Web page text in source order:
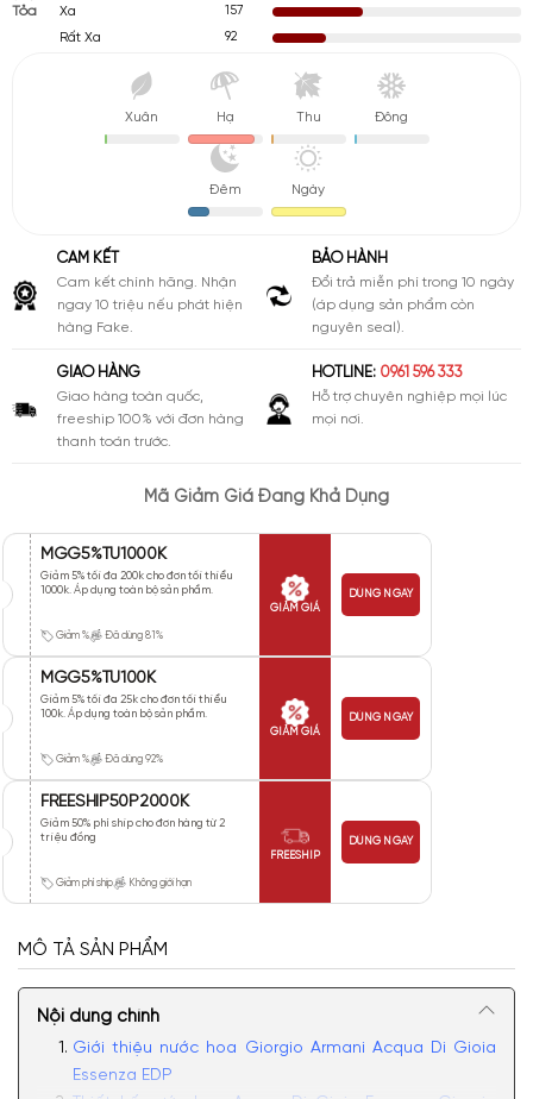
Tỏa
Xa
157
Rất Xa
92
Xuân Hạ Thu Đông
Đêm Ngày
CAM KẾT
Cam kết chính hãng. Nhận
ngay 10 triệu nếu phát hiện
hàng Fake.
BẢO HÀNH
Đổi trả miễn phí trong 10 ngày
(áp dụng sản phẩm còn
nguyên seal).
GIAO HÀNG
Giao hàng toàn quốc,
freeship 100% với đơn hàng
thanh toán trước.
HOTLINE: 0961 596 333
Hỗ trợ chuyên nghiệp mọi lúc
mọi nơi.
Mã Giảm Giá Đang Khả Dụng
MGG5%TU1000K
Giảm 5% tối đa 200k cho đơn tối thiểu
1000k. Áp dụng toàn bộ sản phẩm.
Giảm % Đã dùng 81%
GIẢM GIÁ
DÙNG NGAY
MGG5%TU100K
Giảm 5% tối đa 25k cho đơn tối thiểu
100k. Áp dụng toàn bộ sản phẩm.
Giảm % Đã dùng 92%
GIẢM GIÁ
DÙNG NGAY
FREESHIP50P2000K
Giảm 50% phí ship cho đơn hàng từ 2
triệu đồng
Giảm phí ship Không giới hạn
FREESHIP
DÙNG NGAY
MÔ TẢ SẢN PHẨM
Nội dung chính
Giới thiệu nước hoa Giorgio Armani Acqua Di Gioia
Essenza EDP